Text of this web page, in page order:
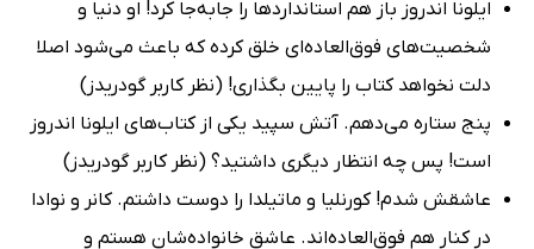
ایلونا اندروز باز هم استانداردها را جابه‌جا کرد! او دنیا و
شخصیت‌های فوق‌العاد‌ه‌ای خلق کرده که باعث می‌شود اصلا
دلت نخواهد کتاب را پایین بگذاری! (نظر کاربر گودریدز)
پنج ستاره می‌دهم. آتش سپید یکی از کتاب‌های ایلونا اندروز
است! پس چه انتظار دیگری داشتید؟ (نظر کاربر گودریدز)
عاشقش شدم! کورنلیا و ماتیلدا را دوست داشتم. کانر و نوادا
در کنار هم فوق‌العاده‌اند. عاشق خانواده‌شان هستم و